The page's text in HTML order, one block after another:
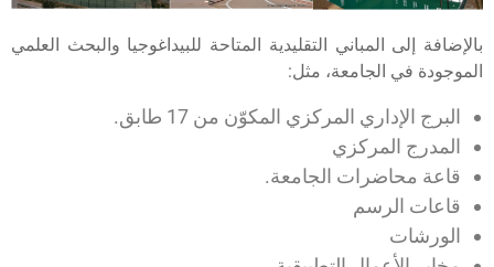
إلى المباني التقليدية المتاحة للبيداغوجيا والبحث العلمي
في الجامعة، مثل:
البرج الإداري المركزي المكوّن من 17 طابق.
المدرج المركزي
قاعة محاضرات الجامعة.
قاعات الرسم
الورشات